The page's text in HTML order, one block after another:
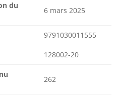
du
6 mars 2025
9791030011555
128002-20
262